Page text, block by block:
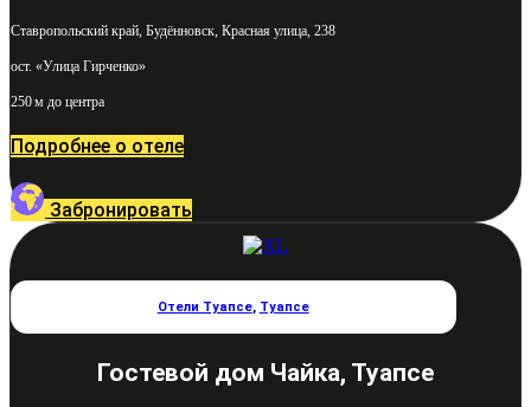
Ставропольский край, Будённовск, Красная улица, 238
ост. «Улица Гирченко»
250 м до центра
Подробнее о отеле
Забронировать
Отели Туапсе, Туапсе
Гостевой дом Чайка, Туапсе